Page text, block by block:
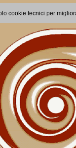
cookie tecnici per